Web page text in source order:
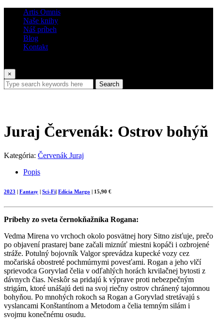
Artis Omnis
Naše knihy
Náš príbeh
Blog
Kontakt
×
Search
Juraj Červenák: Ostrov bohýň
Kategória: Červenák Juraj
Popis
2023 | Fantasy | Sci-Fi| Edícia Margo | 15,90 €
Príbehy zo sveta černokňažníka Rogana:
Vedma Mirena vo vrchoch okolo posvätnej hory Sitno zisťuje, prečo
po objavení prastarej bane začali miznúť miestni kopáči i ozbrojené
stráže. Potulný bojovník Valgor sprevádza kupecké vozy cez
močariská obostreté pochmúrnymi povesťami. Rogan a jeho vlčí
sprievodca Goryvlad čelia v odľahlých horách krvilačnej bytosti z
dávnych čias. Neskôr sa pridajú k výprave proti nebezpečným
strigám, ktoré unášajú deti na svoj riečny ostrov chránený tajomnou
bohyňou. Po mnohých rokoch sa Rogan a Goryvlad stretávajú s
vyslancami Konštantínom a Metodom a čelia temným silám i
svojmu konečnému osudu.